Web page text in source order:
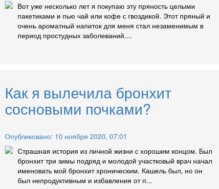
Вот уже несколько лет я покупаю эту пряность целыми
пакетиками и пью чай или кофе с гвоздикой. Этот пряный и
очень ароматный напиток для меня стал незаменимым в
период простудных заболеваний....
Как я вылечила бронхит
сосновыми почками?
Опубликовано: 10 ноября 2020, 07:01
Страшная история из личной жизни с хорошим концом. Был
бронхит три зимы подряд и молодой участковый врач начал
именовать мой бронхит хроническим. Кашель был, но он
был непродуктивным и избавления от п...